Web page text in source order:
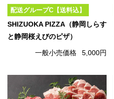
配送グループC【送料込】
SHIZUOKA PIZZA（静岡しらす
と静岡桜えびのピザ）
一般小売価格 5,000円